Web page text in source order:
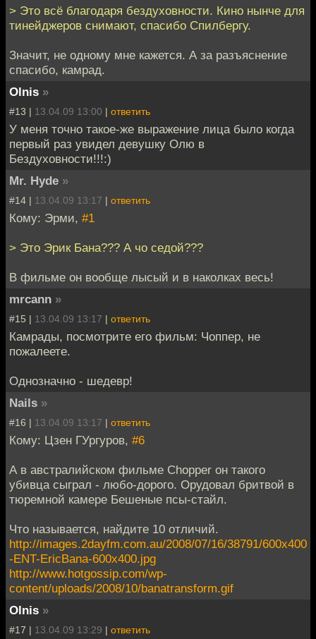
> Это всё благодаря бездуховности. Кино нынче для
тинейджеров снимают, спасибо Спилбергу.
Значит, не одному мне кажется. А за разъяснение
спасибо, камрад.
Olnis »
#13 | 13.04.09 13:00 | ответить
У меня точно такое-же выражение лица было когда
первый раз увидел девушку Олю в
Бездуховности!!!:)
Mr. Hyde »
#14 | 13.04.09 13:17 | ответить
Кому: Эрми, #1
> Это Эрик Бана??? А чо седой???
В фильме он вообще лысый и в наколках весь!
mrcann »
#15 | 13.04.09 13:17 | ответить
Камрады, посмотрите его фильм: Чоппер, не
пожалеете.
Однозначно - шедевр!
Nails »
#16 | 13.04.09 13:17 | ответить
Кому: Цзен ГУргуров, #6
А в австралийском фильме Chopper он такого
убивца сыграл - любо-дорого. Орудовал бритвой в
тюремной камере Бешеные псы-стайл.
Что называется, найдите 10 отличий.
http://images.2dayfm.com.au/2008/07/16/38791/600x400
-ENT-EricBana-600x400.jpg
http://www.hotgossip.com/wp-
content/uploads/2008/10/banatransform.gif
Olnis »
#17 | 13.04.09 13:29 | ответить